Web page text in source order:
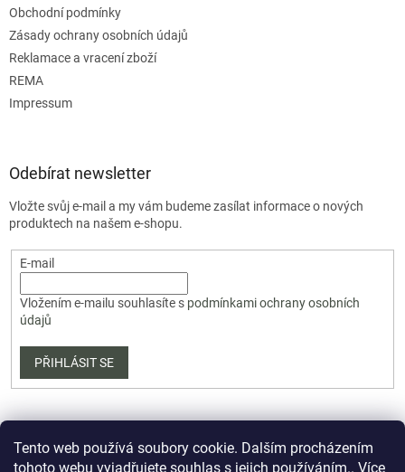
Tento web používá soubory cookie. Dalším procházením
tohoto webu vyjadřujete souhlas s jejich používáním.. Více
Obchodní podmínky
Zásady ochrany osobních údajů
Reklamace a vracení zboží
REMA
Impressum
Odebírat newsletter
Vložte svůj e-mail a my vám budeme zasílat informace o nových
produktech na našem e-shopu.
E-mail
Vložením e-mailu souhlasíte s podmínkami ochrany osobních
údajů
PŘIHLÁSIT SE